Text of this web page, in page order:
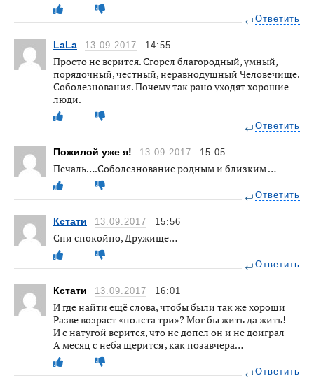
Ответить
LaLa 13.09.2017 14:55
Просто не верится. Сгорел благородный, умный,
порядочный, честный, неравнодушный Человечище.
Соболезнования. Почему так рано уходят хорошие
люди.
Ответить
Пожилой уже я! 13.09.2017 15:05
Печаль….Соболезнование родным и близким …
Ответить
Кстати 13.09.2017 15:56
Спи спокойно, Дружище…
Ответить
Кстати 13.09.2017 16:01
И где найти ещё слова, чтобы были так же хороши
Разве возраст «полста три»? Мог бы жить да жить!
И с натугой верится, что не допел он и не доиграл
А месяц с неба щерится , как позавчера…
Ответить